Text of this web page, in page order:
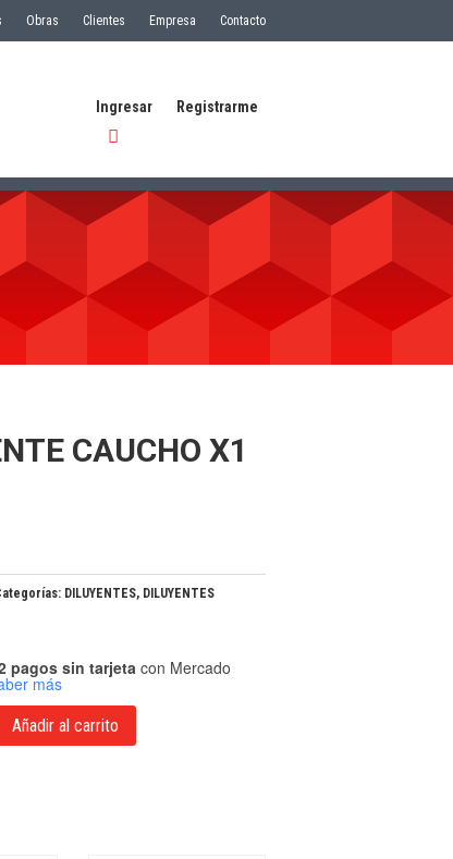
Obras Clientes Empresa Contacto
Ingresar Registrarme
CAUCHO X1
DILUYENTES, DILUYENTES
pagos sin tarjeta con Mercado
más
Añadir al carrito